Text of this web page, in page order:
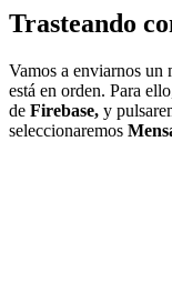
Trasteando
Vamos a enviarnos un
está en orden. Para
de Firebase, y
seleccionaremos